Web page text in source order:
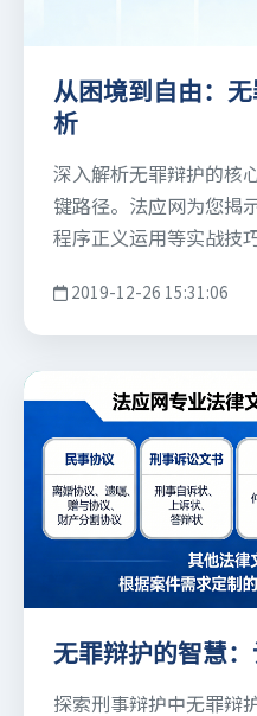
从困境到自由：
析
深入解析无罪辩护的核
键路径。法应网为您揭
程序正义运用等实战技
2019-12-26 15:31:06
无罪辩护的智慧
探索刑事辩护中无罪辩